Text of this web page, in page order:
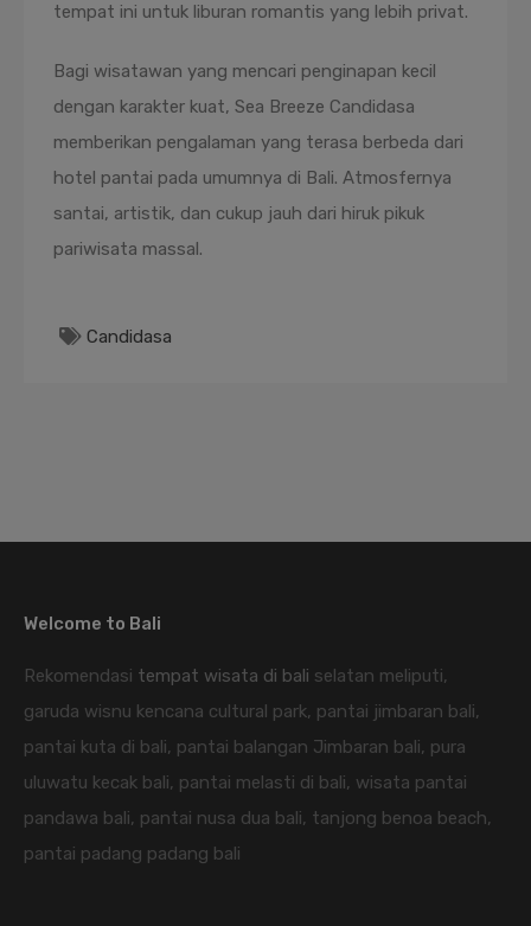
tempat ini untuk liburan romantis yang lebih privat.
Bagi wisatawan yang mencari penginapan kecil
dengan karakter kuat, Sea Breeze Candidasa
memberikan pengalaman yang terasa berbeda dari
hotel pantai pada umumnya di Bali. Atmosfernya
santai, artistik, dan cukup jauh dari hiruk pikuk
pariwisata massal.
Candidasa
Welcome to Bali
Rekomendasi tempat wisata di bali selatan meliputi,
garuda wisnu kencana cultural park, pantai jimbaran bali,
pantai kuta di bali, pantai balangan Jimbaran bali, pura
uluwatu kecak bali, pantai melasti di bali, wisata pantai
pandawa bali, pantai nusa dua bali, tanjong benoa beach,
pantai padang padang bali